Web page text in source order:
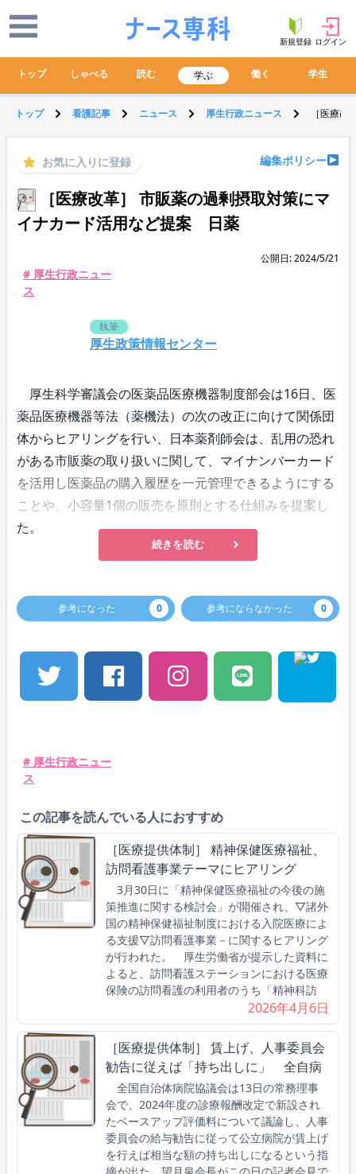
新規登録 ログイン
トップ しゃべる 読む 学ぶ 働く 学生
トップ 看護記事 ニュース 厚生行政ニュース ［医療
お気に入りに登録 編集ポリシー
［医療改革］ 市販薬の過剰摂取対策にマ
イナカード活用など提案 日薬
公開日: 2024/5/21
# 厚生行政ニュー
ス
執筆
厚生政策情報センター
厚生科学審議会の医薬品医療機器制度部会は16日、医
薬品医療機器等法（薬機法）の次の改正に向けて関係団
体からヒアリングを行い、日本薬剤師会は、乱用の恐れ
がある市販薬の取り扱いに関して、マイナンバーカード
を活用し医薬品の購入履歴を一元管理できるようにする
ことや、小容量1個の販売を原則とする仕組みを提案し
た。
続きを読む
参考になった 0 参考にならなかった 0
# 厚生行政ニュー
ス
この記事を読んでいる人におすすめ
［医療提供体制］ 精神保健医療福祉、
訪問看護事業テーマにヒアリング
3月30日に「精神保健医療福祉の今後の施
策推進に関する検討会」が開催され、▽諸外
国の精神保健福祉制度における入院医療によ
る支援▽訪問看護事業－に関するヒアリング
が行われた。 厚生労働省が提示した資料に
よると、訪問看護ステーションにおける医療
保険の訪問看護の利用者のうち「精神科訪
2026年4月6日
［医療提供体制］ 賃上げ、人事委員会
勧告に従えば「持ち出しに」 全自病
全国自治体病院協議会は13日の常務理事
会で、2024年度の診療報酬改定で新設され
たベースアップ評価料について議論し、人事
委員会の給与勧告に従って公立病院が賃上げ
を行えば相当な額の持ち出しになるという指